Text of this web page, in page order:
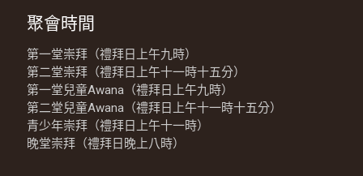
聚會時間
第一堂崇拜（禮拜日上午九時）
第二堂崇拜（禮拜日上午十一時十五分）
第一堂兒童Awana（禮拜日上午九時）
第二堂兒童Awana（禮拜日上午十一時十五分）
青少年崇拜（禮拜日上午十一時）
晚堂崇拜（禮拜日晚上八時）